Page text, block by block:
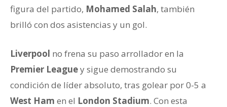
figura del partido, Mohamed Salah, también
brilló con dos asistencias y un gol.
Liverpool no frena su paso arrollador en la
Premier Leaguey sigue demostrando su
condición de líder absoluto, tras golear por 0-5 a
West Ham en el London Stadium. Con esta